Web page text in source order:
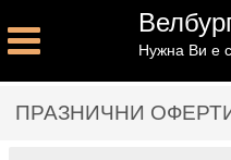
Нужна Ви е
ПРАЗНИЧНИ